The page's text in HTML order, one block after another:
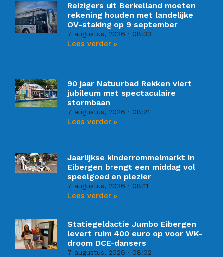
Reizigers uit Berkelland moeten
rekening houden met landelijke
OV-staking op 9 september
7 augustus, 2026 08:33
Lees verder »
90 jaar Natuurbad Rekken viert
jubileum met spectaculaire
stormbaan
7 augustus, 2026 08:21
Lees verder »
Jaarlijkse kinderrommelmarkt in
Eibergen brengt een middag vol
speelgoed en plezier
7 augustus, 2026 08:11
Lees verder »
Statiegeldactie Jumbo Eibergen
levert ruim 400 euro op voor WK-
droom DCE-dansers
7 augustus, 2026 08:02